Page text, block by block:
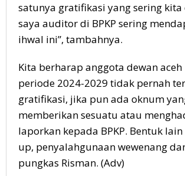
satunya gratifikasi yang sering
saya auditor di BPKP sering
ihwal ini”, tambahnya.
Kita berharap anggota dewan aceh
periode 2024-2029 tidak pernah
gratifikasi, jika pun ada oknum
memberikan sesuatu atau
laporkan kepada BPKP. Bentuk
up, penyalahgunaan wewenang
pungkas Risman. (Adv)